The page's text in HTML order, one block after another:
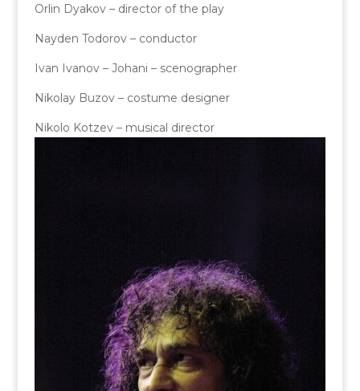
Orlin Dyakov – director of the play
Nayden Todorov – conductor
Ivan Ivanov – Johani – scenographer
Nikolay Buzov – costume designer
Nikolo Kotzev – musical director